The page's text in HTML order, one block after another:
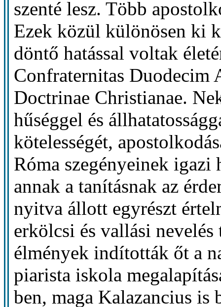
szenté lesz. Több
Ezek közül különösen ki
döntő hatással voltak
Confraternitas Duodecim
Doctrinae Christianae.
hűséggel és
kötelességét,
Róma szegényeinek
annak a tanításnak az
nyitva állott egyrészt
erkölcsi és vallási nevelés
élmények indították őt a
piarista iskola
ben, maga Kalazancius is